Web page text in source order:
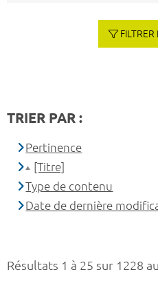
Résultats 1 à 25 sur 1228
FILTRER
TRIER PAR :
Pertinence
[Titre]
Type de contenu
Date de dernière